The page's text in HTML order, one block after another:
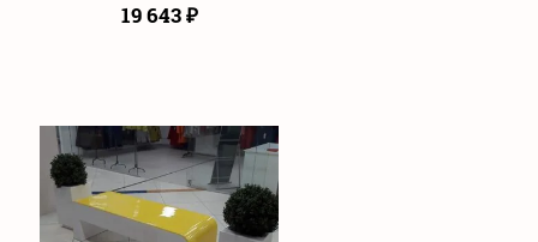
19 643₽